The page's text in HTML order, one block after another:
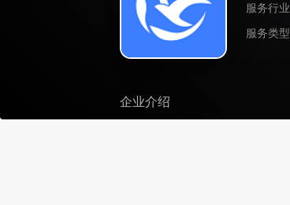
服务行业
服务类型
企业介绍